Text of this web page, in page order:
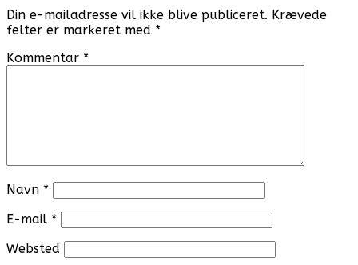
Din e-mailadresse vil ikke blive publiceret. Krævede
felter er markeret med *
Kommentar *
Navn *
E-mail *
Websted